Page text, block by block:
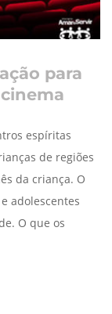
para
espíritas
de regiões
da criança. O
adolescentes
O que os